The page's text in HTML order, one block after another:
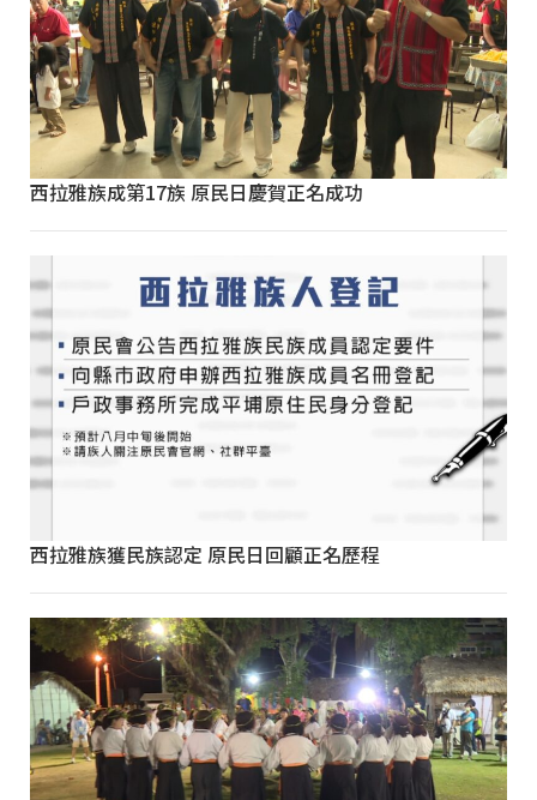
西拉雅族成第17族 原民日慶賀正名成功
西拉雅族獲民族認定 原民日回顧正名歷程